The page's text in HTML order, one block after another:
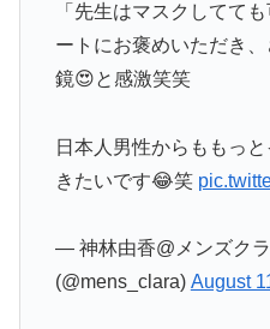
「先生はマスクしてて
ートにお褒めいただき
鏡😍と感激笑笑
日本人男性からももっ
きたいです😂笑
— 神林由香@メンズク
(@mens_clara) August